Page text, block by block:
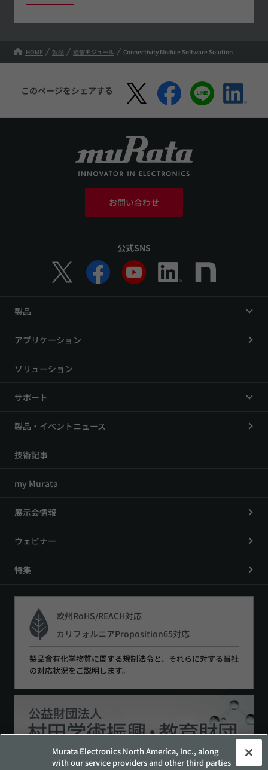
HOME 製品 通信モジュール Connectivity Module Software Solution
このページをシェアする
お問い合わせ
公式SNS
製品
アプリケーション
ソリューション
サポート
製品・イベントニュース
技術記事
my Murata
展示会情報
ウェビナー
特集
欧州RoHS/REACH対応
カリフォルニアProposition65対応
製品含有化学物質に関する規制法令と、それらに対する当社
の対応状況をご説明します。
Murata Electronics North America, Inc., along
with our service providers and other third parties